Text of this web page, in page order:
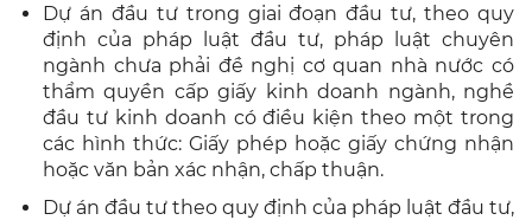
Dự án đầu tư trong giai đoạn đầu tư, theo quy
định của pháp luật đầu tư, pháp luật chuyên
ngành chưa phải đề nghị cơ quan nhà nước có
thẩm quyền cấp giấy kinh doanh ngành, nghề
đầu tư kinh doanh có điều kiện theo một trong
các hình thức: Giấy phép hoặc giấy chứng nhận
hoặc văn bản xác nhận, chấp thuận.
Dự án đầu tư theo quy định của pháp luật đầu tư,